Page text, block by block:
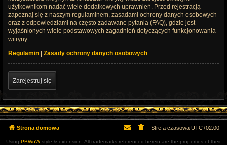
użytkownikom nadać wiele dodatkowych uprawnień. Przed rejestracją
zapoznaj się z naszym regulaminem, zasadami ochrony danych osobowych
oraz z odpowiedziami na często zadawane pytania (FAQ), gdzie jest
wyjaśnionych wiele podstawowych zagadnień dotyczących funkcjonowania
witryny.
Regulamin | Zasady ochrony danych osobowych
Zarejestruj się
Strona domowa Strefa czasowa UTC+02:00
Using PBWoWstyle & extension. All trademarks referenced herein are the properties of their